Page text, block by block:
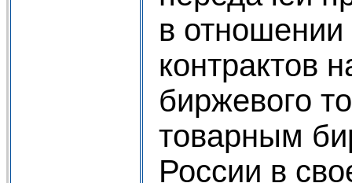
в отношении
контрактов
биржевого
товарным
России в